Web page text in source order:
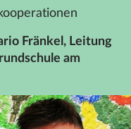
Fränkel, Leitung
am